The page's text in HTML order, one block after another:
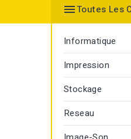
Toutes Les
Informatique
Impression
Stockage
Reseau